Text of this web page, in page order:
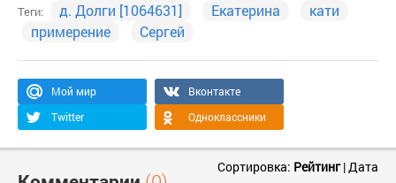
Теги: д. Долги [1064631] Екатерина
кати
примерение
Сергей
Мой мир
Вконтакте
Twitter
Одноклассники
Сортировка: Рейтинг|Дата